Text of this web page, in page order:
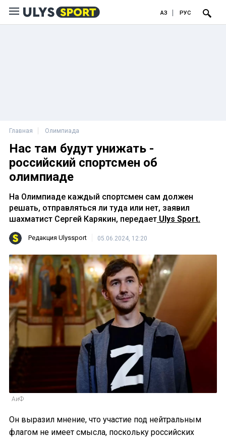
ҚАЗ РУС
Главная Олимпиада
Нас там будут унижать -
российский спортсмен об
олимпиаде
На Олимпиаде каждый спортсмен сам должен
решать, отправляться ли туда или нет, заявил
шахматист Сергей Карякин, передает Ulys Sport.
Редакция Ulyssport 05.06.2024, 12:20
АиФ
Он выразил мнение, что участие под нейтральным
флагом не имеет смысла, поскольку российских